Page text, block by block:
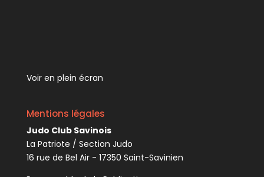
Voir en plein écran
Mentions légales
Judo Club Savinois
La Patriote / Section Judo
16 rue de Bel Air - 17350 Saint-Savinien